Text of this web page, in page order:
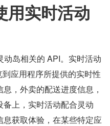
用实时活动
岛相关的 API。实时活动
应用程序所提供的实时性
，外卖的配送进度信息，
上，实时活动配合灵动
获取体验，在某些特定应